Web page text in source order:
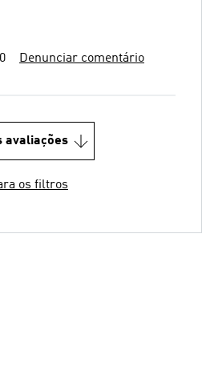
0 Denunciar comentário
avaliações
os filtros